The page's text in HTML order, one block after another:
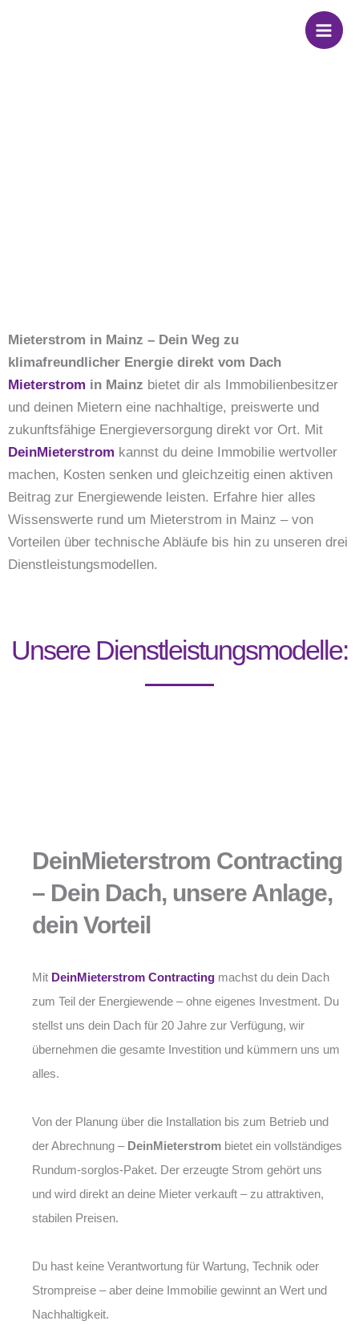
Mieterstrom in Mainz – Dein Weg zu
klimafreundlicher Energie direkt vom Dach
Mieterstrom in Mainz bietet dir als Immobilienbesitzer
und deinen Mietern eine nachhaltige, preiswerte und
zukunftsfähige Energieversorgung direkt vor Ort. Mit
DeinMieterstrom kannst du deine Immobilie wertvoller
machen, Kosten senken und gleichzeitig einen aktiven
Beitrag zur Energiewende leisten. Erfahre hier alles
Wissenswerte rund um Mieterstrom in Mainz – von
Vorteilen über technische Abläufe bis hin zu unseren drei
Dienstleistungsmodellen.
Unsere Dienstleistungsmodelle:
DeinMieterstrom Contracting
– Dein Dach, unsere Anlage,
dein Vorteil
Mit DeinMieterstrom Contracting machst du dein Dach
zum Teil der Energiewende – ohne eigenes Investment. Du
stellst uns dein Dach für 20 Jahre zur Verfügung, wir
übernehmen die gesamte Investition und kümmern uns um
alles.
Von der Planung über die Installation bis zum Betrieb und
der Abrechnung – DeinMieterstrom bietet ein vollständiges
Rundum-sorglos-Paket. Der erzeugte Strom gehört uns
und wird direkt an deine Mieter verkauft – zu attraktiven,
stabilen Preisen.
Du hast keine Verantwortung für Wartung, Technik oder
Strompreise – aber deine Immobilie gewinnt an Wert und
Nachhaltigkeit.